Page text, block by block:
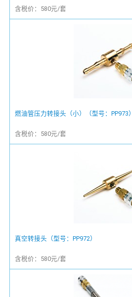
含税价：580元/套
燃油管压力转接头（小）（型号：PP973）
含税价：580元/套
真空转接头（型号：PP972）
含税价：580元/套